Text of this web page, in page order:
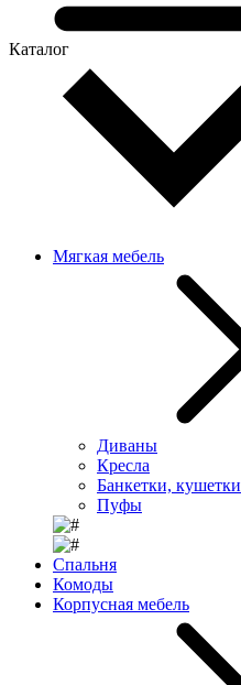
Каталог
Мягкая мебель
Диваны
Кресла
Банкетки, кушетки
Пуфы
Спальня
Комоды
Корпусная мебель